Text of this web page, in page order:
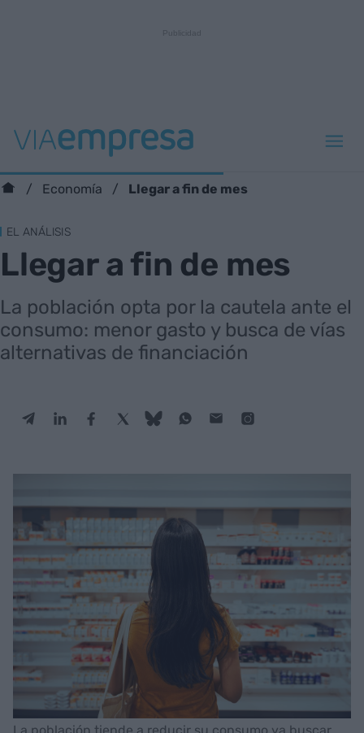
Economía Llegar a fin de mes
EL ANÁLISIS
Llegar a fin de mes
La población opta por la cautela ante el
consumo: menor gasto y busca de vías
alternativas de financiación